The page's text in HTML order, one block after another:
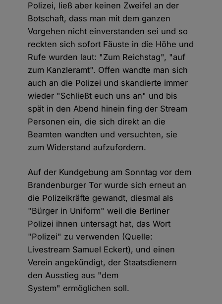
Polizei, ließ aber keinen Zweifel an der
Botschaft, dass man mit dem ganzen
Vorgehen nicht einverstanden sei und so
reckten sich sofort Fäuste in die Höhe und
Rufe wurden laut: "Zum Reichstag", "auf
zum Kanzleramt". Offen wandte man sich
auch an die Polizei und skandierte immer
wieder "Schließt euch uns an" und bis
spät in den Abend hinein fing der Stream
Personen ein, die sich direkt an die
Beamten wandten und versuchten, sie
zum Widerstand aufzufordern.
Auf der Kundgebung am Sonntag vor dem
Brandenburger Tor wurde sich erneut an
die Polizeikräfte gewandt, diesmal als
"Bürger in Uniform" weil die Berliner
Polizei ihnen untersagt hat, das Wort
"Polizei" zu verwenden (Quelle:
Livestream Samuel Eckert), und einen
Verein angekündigt, der Staatsdienern
den Ausstieg aus "dem
System" ermöglichen soll.